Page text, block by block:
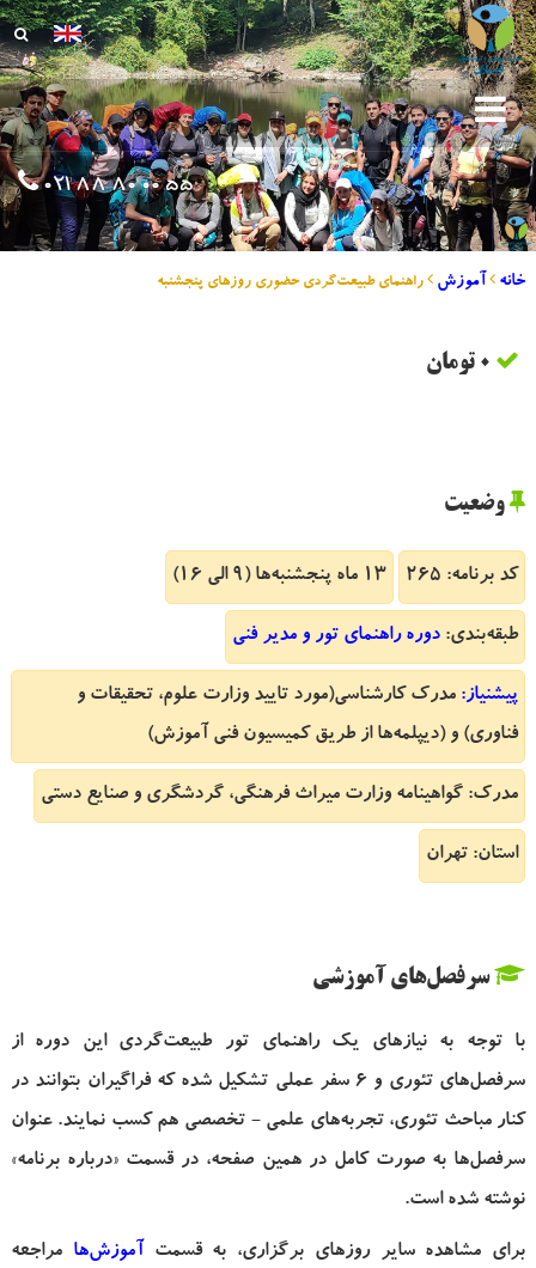
021 88 80 00 55
خانه آموزش راهنمای طبیعت‌گردی حضوری روزهای پنجشنبه
وضعیت
کد برنامه: 265 13 ماه پنجشنبه‌ها (9 الی 16)
طبقه‌بندی: دوره راهنمای تور و مدیر فنی
پیشنیاز: مدرک کارشناسی(مورد تایید وزارت علوم، تحقیقات و
فناوری) و (دیپلمه‌ها از طریق کمیسیون فنی آموزش)
مدرک: گواهینامه وزارت میراث فرهنگی، گردشگری و صنایع دستی
استان: تهران
سرفصل‌های آموزشی
با توجه به نیازهای یک راهنمای تور طبیعت‌گردی این دوره از
سرفصل‌های تئوری و 6 سفر عملی تشکیل شده که فراگیران بتوانند در
کنار مباحث تئوری، تجربه‌های علمی - تخصصی هم کسب نمایند. عنوان
سرفصل‌ها به صورت کامل در همین صفحه، در قسمت «درباره برنامه»
نوشته شده است.
برای مشاهده سایر روزهای برگزاری، به قسمت آموزش‌ها مراجعه